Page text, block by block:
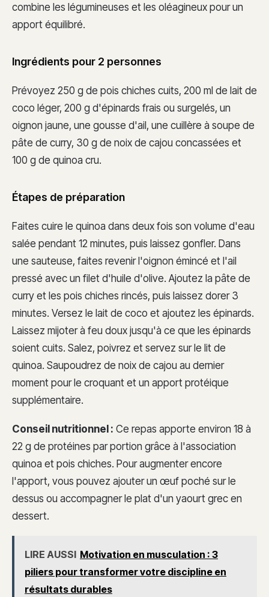
combine les légumineuses et les oléagineux pour un
apport équilibré.
Ingrédients pour 2 personnes
Prévoyez 250 g de pois chiches cuits, 200 ml de lait de
coco léger, 200 g d'épinards frais ou surgelés, un
oignon jaune, une gousse d'ail, une cuillère à soupe de
pâte de curry, 30 g de noix de cajou concassées et
100 g de quinoa cru.
Étapes de préparation
Faites cuire le quinoa dans deux fois son volume d'eau
salée pendant 12 minutes, puis laissez gonfler. Dans
une sauteuse, faites revenir l'oignon émincé et l'ail
pressé avec un filet d'huile d'olive. Ajoutez la pâte de
curry et les pois chiches rincés, puis laissez dorer 3
minutes. Versez le lait de coco et ajoutez les épinards.
Laissez mijoter à feu doux jusqu'à ce que les épinards
soient cuits. Salez, poivrez et servez sur le lit de
quinoa. Saupoudrez de noix de cajou au dernier
moment pour le croquant et un apport protéique
supplémentaire.
Conseil nutritionnel : Ce repas apporte environ 18 à
22 g de protéines par portion grâce à l'association
quinoa et pois chiches. Pour augmenter encore
l'apport, vous pouvez ajouter un œuf poché sur le
dessus ou accompagner le plat d'un yaourt grec en
dessert.
LIRE AUSSI Motivation en musculation : 3
piliers pour transformer votre discipline en
résultats durables